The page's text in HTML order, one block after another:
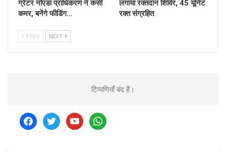
ग्रेटर नोएडा प्राधिकरण ने कसी
कमर, बनेंगे फीडिंग…
लगाया रक्तदान शिविर, 45 यूनिट
रक्त संग्रहित
PREV NEXT
टिप्पणियाँ बंद हैं।
facebooktwitteryoutubewhatsapp